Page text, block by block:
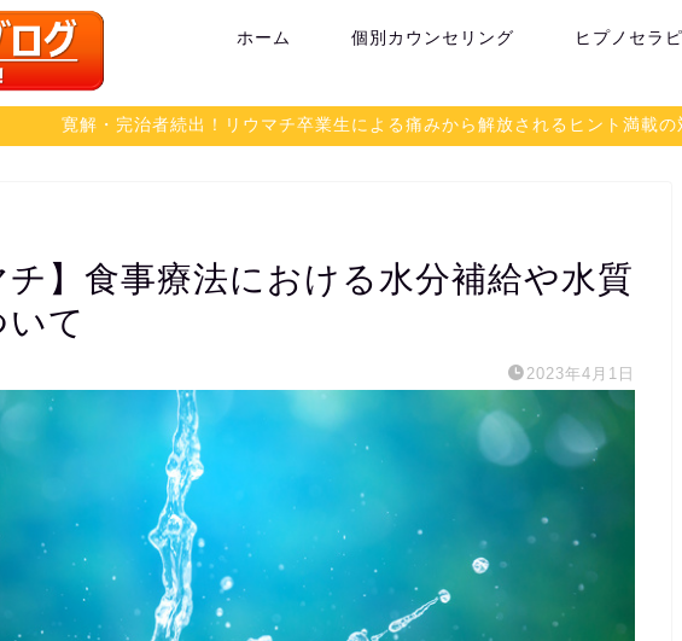
ホーム 個別カウンセリング ヒプノセラ
寛解・完治者続出！リウマチ卒業生による痛みから解放されるヒント満載の
チ】食事療法における水分補給や水質
て
2023年4月1日